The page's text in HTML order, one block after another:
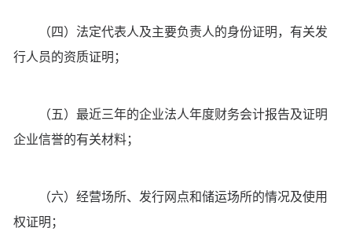
（四）法定代表人及主要负责人的身份证明，有关发
行人员的资质证明；
（五）最近三年的企业法人年度财务会计报告及证明
企业信誉的有关材料；
（六）经营场所、发行网点和储运场所的情况及使用
权证明；